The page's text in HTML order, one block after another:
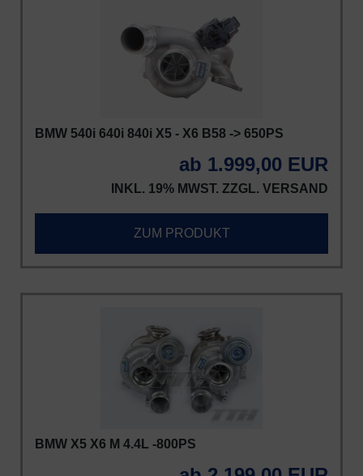
BMW 540i 640i 840i X5 - X6 B58 -> 650PS
ab 1.999,00 EUR
INKL. 19% MWST. ZZGL. VERSAND
ZUM PRODUKT
BMW X5 X6 M 4.4L -800PS